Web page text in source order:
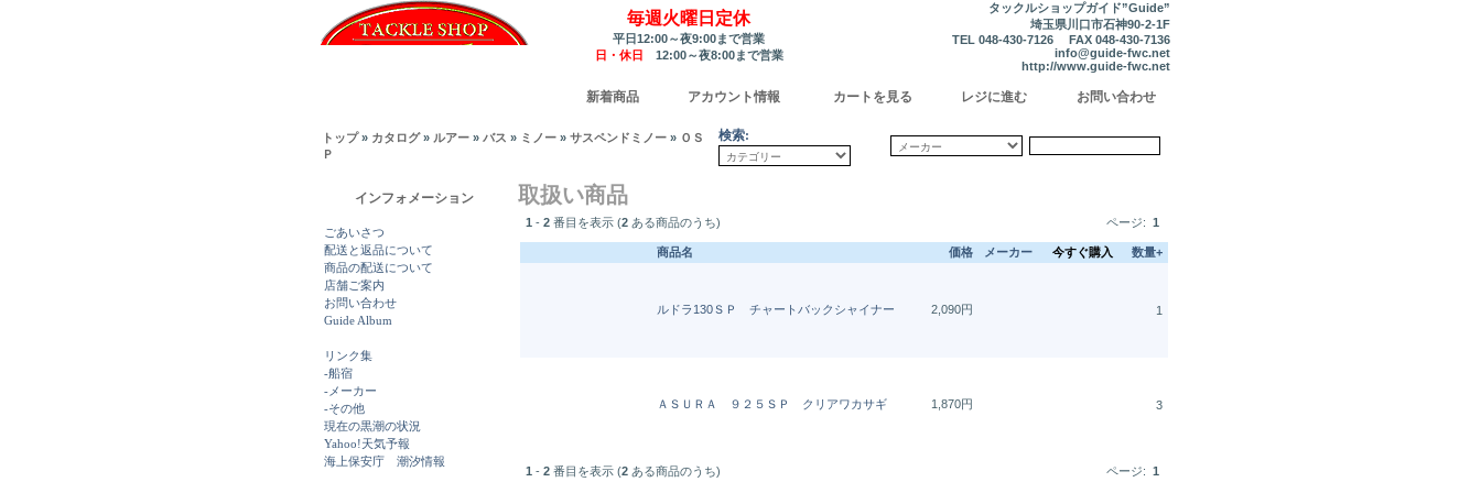
毎週火曜日定休
平日12:00～夜9:00まで営業
日・休日 12:00～夜8:00まで営業
タックルショップガイド”Guide”
埼玉県川口市石神90-2-1F
TEL 048-430-7126 FAX 048-430-7136
info@guide-fwc.net
http://www.guide-fwc.net
新着商品 アカウント情報 カートを見る レジに進む お問い合わせ
トップ» カタログ» ルアー » バス » ミノー » サスペンドミノー » Ｏ
ＳＰ
検索:
インフォメーション
ごあいさつ
配送と返品について
商品の配送について
店舗ご案内
お問い合わせ
Guide Album
リンク集
-船宿
-メーカー
-その他
現在の黒潮の状況
Yahoo!天気予報
海上保安庁 潮汐情報
取扱い商品
1 - 2 番目を表示 (2 ある商品のうち) ページ: 1
商品名 価格 メーカー 今すぐ購入 数量+
ルドラ130ＳＰ チャートバックシャイナー 2,090円 1
ＡＳＵＲＡ ９２５ＳＰ クリアワカサギ 1,870円 3
1 - 2 番目を表示 (2 ある商品のうち) ページ: 1